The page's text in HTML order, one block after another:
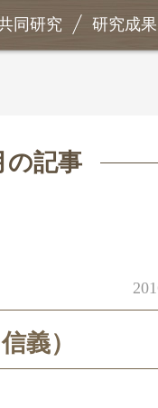
同研究 研究成果
の記事
義）